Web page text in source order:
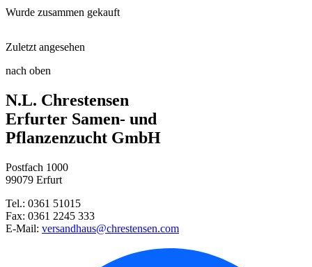
Wurde zusammen gekauft
Waldheidelbeere
Radies Mischung aus Sorten
Babyleaf-Spinat Soyuz, F1 - Sa ...
Pflücksalat Fitness Mix - Saat ...
Zuletzt angesehen
Kunststofftöpfe
nach oben
N.L. Chrestensen
Erfurter Samen- und
Pflanzenzucht GmbH
Postfach 1000
99079 Erfurt
Tel.: 0361 51015
Fax: 0361 2245 333
E-Mail: versandhaus@chrestensen.com